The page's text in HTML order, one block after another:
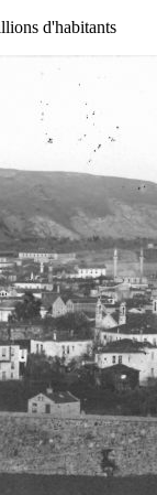
d'habitants